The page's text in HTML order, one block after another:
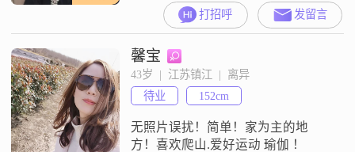
打招呼 发留言
馨宝
43岁  |  江苏镇江  |  离异
待业
152cm
无照片误扰！简单！家为主的地
方！喜欢爬山.爱好运动 瑜伽 ！